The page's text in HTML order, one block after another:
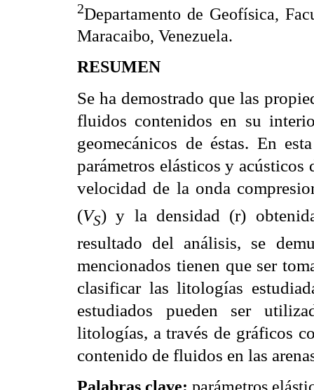
2Departamento de Geofísica,
Maracaibo, Venezuela.
RESUMEN
Se ha demostrado que las
fluidos contenidos en su
geomecánicos de éstas. En
parámetros elásticos y
velocidad de la onda
(VS) y la densidad (r)
resultado del análisis, se
mencionados tienen que ser
clasificar las litologías
estudiados pueden ser
litologías, a través de gráficos
contenido de fluidos en las